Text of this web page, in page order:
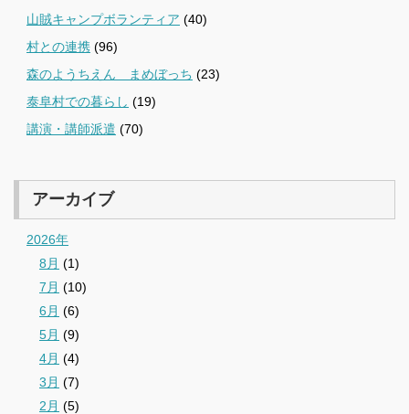
山賊キャンプボランティア (40)
村との連携 (96)
森のようちえん まめぼっち (23)
泰阜村での暮らし (19)
講演・講師派遣 (70)
アーカイブ
2026年
8月 (1)
7月 (10)
6月 (6)
5月 (9)
4月 (4)
3月 (7)
2月 (5)